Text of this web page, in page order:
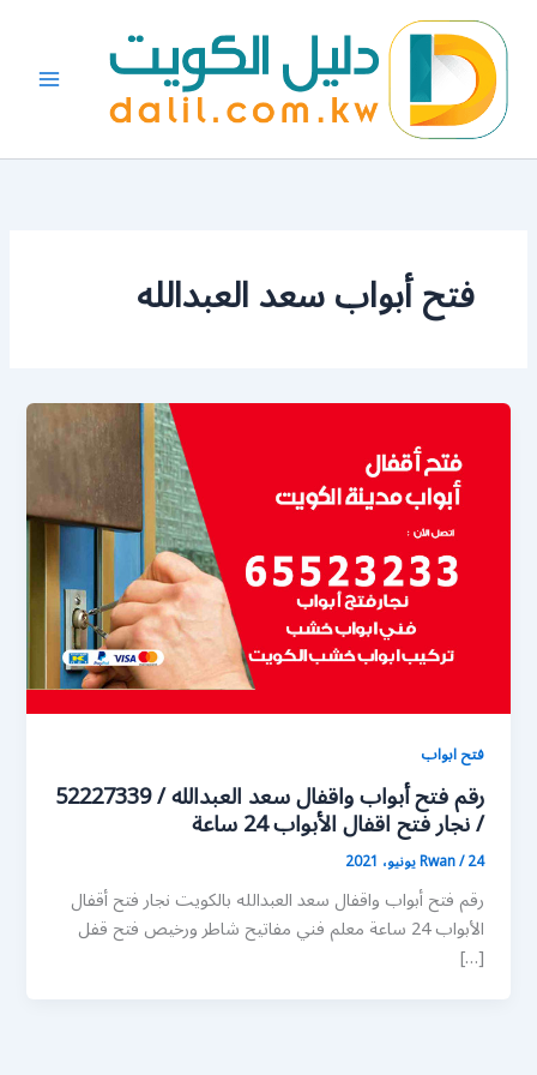
المحتوى
فتح أبواب سعد العبدالله
فتح ابواب
رقم فتح أبواب واقفال سعد العبدالله / 52227339
/ نجار فتح اقفال الأبواب 24 ساعة
Rwan/24 يونيو، 2021
رقم فتح أبواب واقفال سعد العبدالله بالكويت نجار فتح أقفال
الأبواب 24 ساعة معلم فني مفاتيح شاطر ورخيص فتح قفل
[…]